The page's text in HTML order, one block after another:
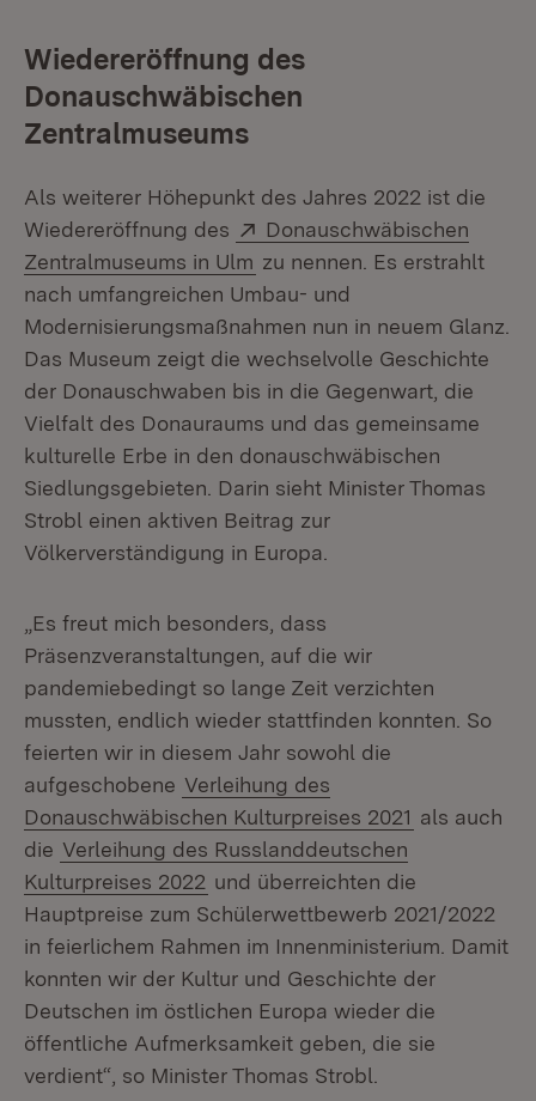
Wiedereröffnung des
Donauschwäbischen
Zentralmuseums
Als weiterer Höhepunkt des Jahres 2022 ist die
Wiedereröffnung des
Extern:
Donauschwäbischen
Zentralmuseums in Ulm (Öffnet in neuem Fenster)
zu nennen. Es erstrahlt
nach umfangreichen Umbau- und
Modernisierungsmaßnahmen nun in neuem Glanz.
Das Museum zeigt die wechselvolle Geschichte
der Donauschwaben bis in die Gegenwart, die
Vielfalt des Donauraums und das gemeinsame
kulturelle Erbe in den donauschwäbischen
Siedlungsgebieten. Darin sieht Minister Thomas
Strobl einen aktiven Beitrag zur
Völkerverständigung in Europa.
„Es freut mich besonders, dass
Präsenzveranstaltungen, auf die wir
pandemiebedingt so lange Zeit verzichten
mussten, endlich wieder stattfinden konnten. So
feierten wir in diesem Jahr sowohl die
aufgeschobene Verleihung des
Donauschwäbischen Kulturpreises 2021 als auch
die Verleihung des Russlanddeutschen
Kulturpreises 2022 und überreichten die
Hauptpreise zum Schülerwettbewerb 2021/2022
in feierlichem Rahmen im Innenministerium. Damit
konnten wir der Kultur und Geschichte der
Deutschen im östlichen Europa wieder die
öffentliche Aufmerksamkeit geben, die sie
verdient“, so Minister Thomas Strobl.